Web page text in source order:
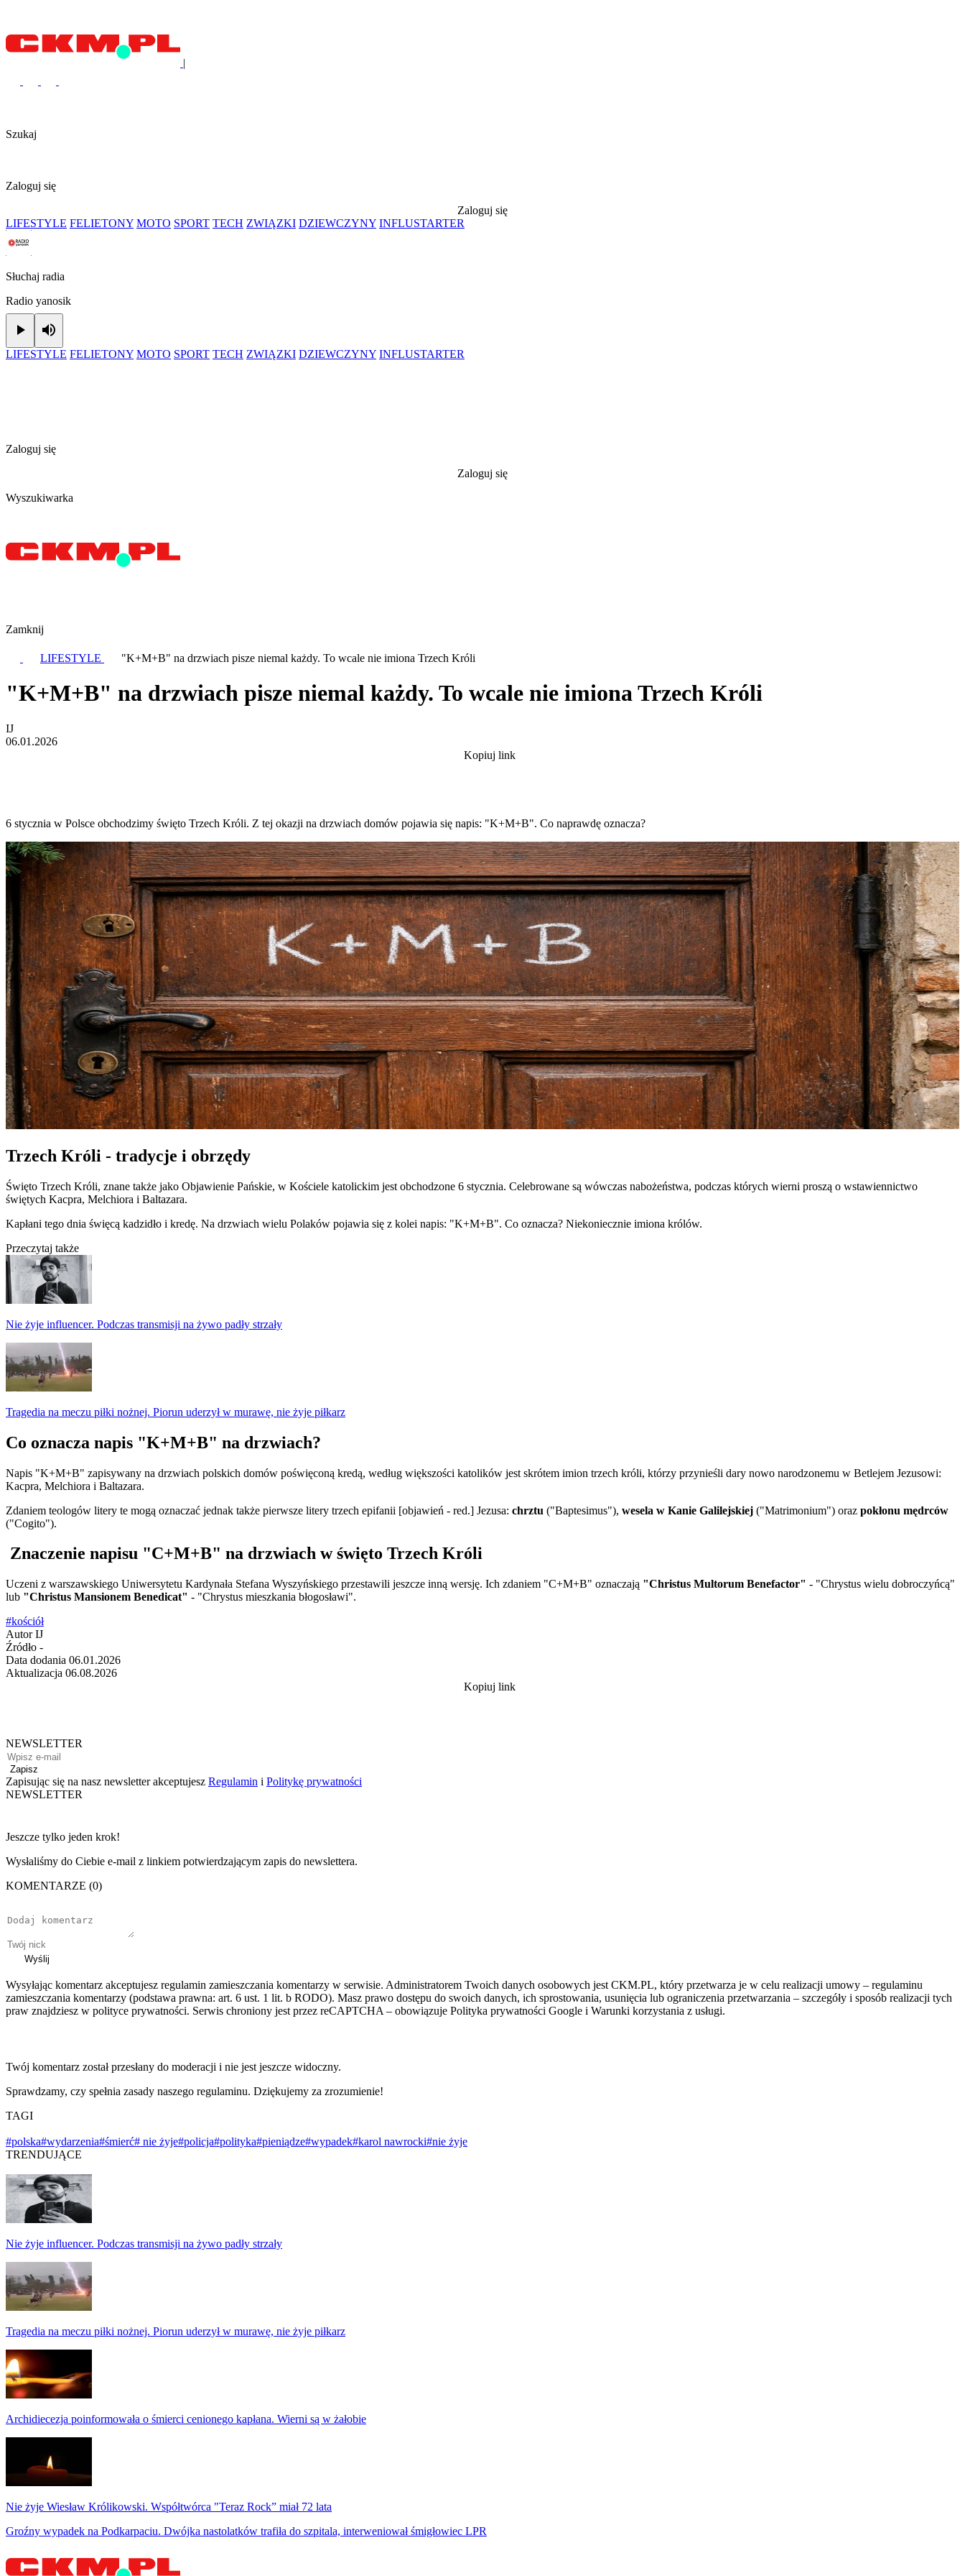
|
Szukaj
Zaloguj się
Zaloguj się
LIFESTYLE FELIETONY MOTO SPORT TECH ZWIĄZKI DZIEWCZYNY INFLUSTARTER
Słuchaj radia
Radio yanosik
Play
LIFESTYLE FELIETONY MOTO SPORT TECH ZWIĄZKI DZIEWCZYNY INFLUSTARTER
Zaloguj się
Zaloguj się
Wyszukiwarka
Zamknij
LIFESTYLE "K+M+B" na drzwiach pisze niemal każdy. To wcale nie imiona Trzech Króli
"K+M+B" na drzwiach pisze niemal każdy. To wcale nie imiona Trzech Króli
IJ
06.01.2026
Kopiuj link
6 stycznia w Polsce obchodzimy święto Trzech Króli. Z tej okazji na drzwiach domów pojawia się napis: "K+M+B". Co naprawdę oznacza?
Trzech Króli - tradycje i obrzędy
Święto Trzech Króli, znane także jako Objawienie Pańskie, w Kościele katolickim jest obchodzone 6 stycznia. Celebrowane są wówczas nabożeństwa, podczas których wierni proszą o wstawiennictwo
świętych Kacpra, Melchiora i Baltazara.
Kapłani tego dnia święcą kadzidło i kredę. Na drzwiach wielu Polaków pojawia się z kolei napis: "K+M+B". Co oznacza? Niekoniecznie imiona królów.
Przeczytaj także
Nie żyje influencer. Podczas transmisji na żywo padły strzały
Tragedia na meczu piłki nożnej. Piorun uderzył w murawę, nie żyje piłkarz
Co oznacza napis "K+M+B" na drzwiach?
Napis "K+M+B" zapisywany na drzwiach polskich domów poświęconą kredą, według większości katolików jest skrótem imion trzech króli, którzy przynieśli dary nowo narodzonemu w Betlejem Jezusowi:
Kacpra, Melchiora i Baltazara.
Zdaniem teologów litery te mogą oznaczać jednak także pierwsze litery trzech epifanii [objawień - red.] Jezusa: chrztu ("Baptesimus"), wesela w Kanie Galilejskiej ("Matrimonium") oraz pokłonu mędrców
("Cogito").
Znaczenie napisu "C+M+B" na drzwiach w święto Trzech Króli
Uczeni z warszawskiego Uniwersytetu Kardynała Stefana Wyszyńskiego przestawili jeszcze inną wersję. Ich zdaniem "C+M+B" oznaczają "Christus Multorum Benefactor" - "Chrystus wielu dobroczyńcą"
lub "Christus Mansionem Benedicat" - "Chrystus mieszkania błogosławi".
#kościół
Autor IJ
Źródło -
Data dodania 06.01.2026
Aktualizacja 06.08.2026
Kopiuj link
NEWSLETTER
Zapisz
Zapisując się na nasz newsletter akceptujesz Regulamin i Politykę prywatności
NEWSLETTER
Jeszcze tylko jeden krok!
Wysłaliśmy do Ciebie e-mail z linkiem potwierdzającym zapis do newslettera.
KOMENTARZE (0)
Wyślij
Wysyłając komentarz akceptujesz regulamin zamieszczania komentarzy w serwisie. Administratorem Twoich danych osobowych jest CKM.PL, który przetwarza je w celu realizacji umowy – regulaminu
zamieszczania komentarzy (podstawa prawna: art. 6 ust. 1 lit. b RODO). Masz prawo dostępu do swoich danych, ich sprostowania, usunięcia lub ograniczenia przetwarzania – szczegóły i sposób realizacji tych
praw znajdziesz w polityce prywatności. Serwis chroniony jest przez reCAPTCHA – obowiązuje Polityka prywatności Google i Warunki korzystania z usługi.
Twój komentarz został przesłany do moderacji i nie jest jeszcze widoczny.
Sprawdzamy, czy spełnia zasady naszego regulaminu. Dziękujemy za zrozumienie!
TAGI
#polska#wydarzenia#śmierć# nie żyje#policja#polityka#pieniądze#wypadek#karol nawrocki#nie żyje
TRENDUJĄCE
Nie żyje influencer. Podczas transmisji na żywo padły strzały
Tragedia na meczu piłki nożnej. Piorun uderzył w murawę, nie żyje piłkarz
Archidiecezja poinformowała o śmierci cenionego kapłana. Wierni są w żałobie
Nie żyje Wiesław Królikowski. Współtwórca "Teraz Rock” miał 72 lata
Groźny wypadek na Podkarpaciu. Dwójka nastolatków trafiła do szpitala, interweniował śmigłowiec LPR